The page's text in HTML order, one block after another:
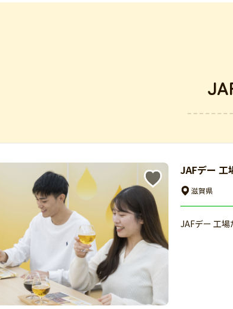
JAFデー 工
滋賀県
JAFデー 工場